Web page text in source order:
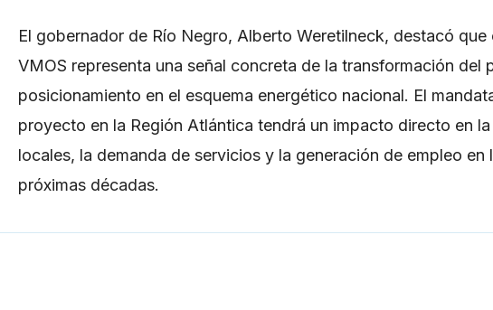
El gobernador de Río Negro, Alberto Weretilneck, destacó
VMOS representa una señal concreta de la transformación
posicionamiento en el esquema energético nacional. El
proyecto en la Región Atlántica tendrá un impacto directo en
locales, la demanda de servicios y la generación de empleo
próximas décadas.